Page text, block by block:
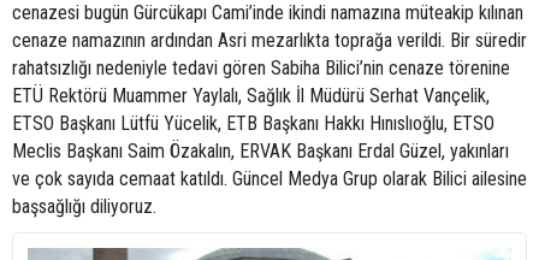
cenazesi bugün Gürcükapı Cami’inde ikindi namazına müteakip kılınan
cenaze namazının ardından Asri mezarlıkta toprağa verildi. Bir süredir
rahatsızlığı nedeniyle tedavi gören Sabiha Bilici’nin cenaze törenine
ETÜ Rektörü Muammer Yaylalı, Sağlık İl Müdürü Serhat Vançelik,
ETSO Başkanı Lütfü Yücelik, ETB Başkanı Hakkı Hınıslıoğlu, ETSO
Meclis Başkanı Saim Özakalın, ERVAK Başkanı Erdal Güzel, yakınları
ve çok sayıda cemaat katıldı. Güncel Medya Grup olarak Bilici ailesine
başsağlığı diliyoruz.